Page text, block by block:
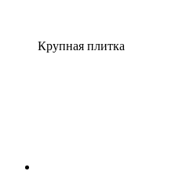
Крупная плитка